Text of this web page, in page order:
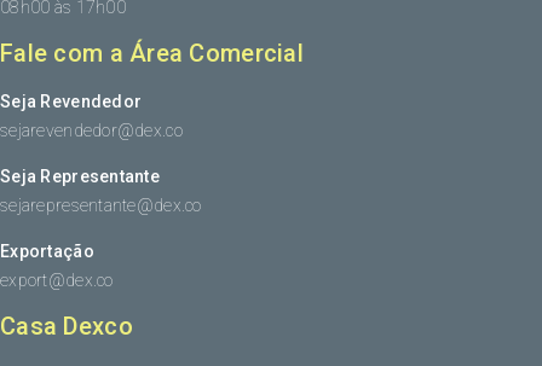
08h00 às 17h00
Fale com a Área Comercial
Seja Revendedor
sejarevendedor@dex.co
Seja Representante
sejarepresentante@dex.co
Exportação
export@dex.co
Casa Dexco